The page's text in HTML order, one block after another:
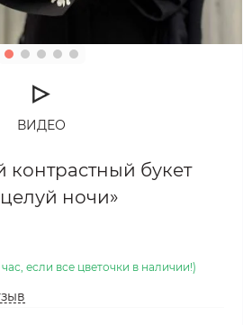
ВИДЕО
контрастный букет
ночи»
если все цветочки в наличии!)